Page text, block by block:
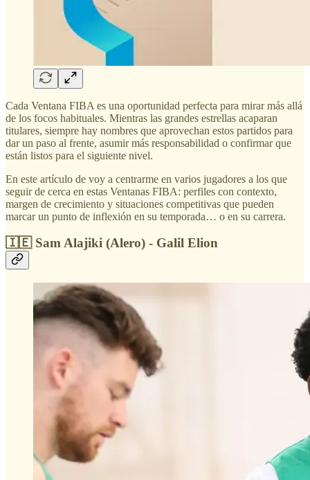
Cada Ventana FIBA es una oportunidad perfecta para mirar más allá
de los focos habituales. Mientras las grandes estrellas acaparan
titulares, siempre hay nombres que aprovechan estos partidos para
dar un paso al frente, asumir más responsabilidad o confirmar que
están listos para el siguiente nivel.
En este artículo de voy a centrarme en varios jugadores a los que
seguir de cerca en estas Ventanas FIBA: perfiles con contexto,
margen de crecimiento y situaciones competitivas que pueden
marcar un punto de inflexión en su temporada… o en su carrera.
🇮🇪 Sam Alajiki (Alero) - Galil Elion